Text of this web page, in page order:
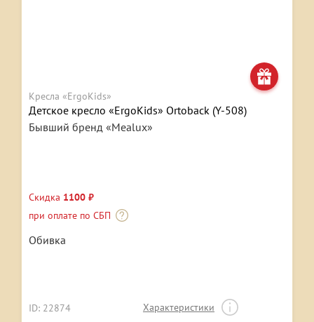
Кресла «ErgoKids»
Детское кресло «ErgoKids» Ortoback (Y-508)
Бывший бренд «Mealux»
Скидка 1100 ₽
при оплате по СБП
Обивка
ID: 22874 Характеристики